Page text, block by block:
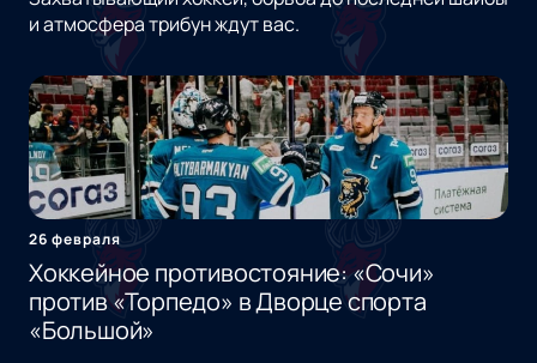
и атмосфера трибун ждут вас.
26 февраля
Хоккейное противостояние: «Сочи»
против «Торпедо» в Дворце спорта
«Большой»